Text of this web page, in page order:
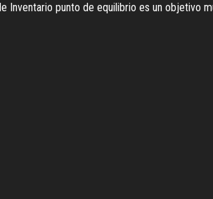
Inventario punto de equilibrio es un objetivo